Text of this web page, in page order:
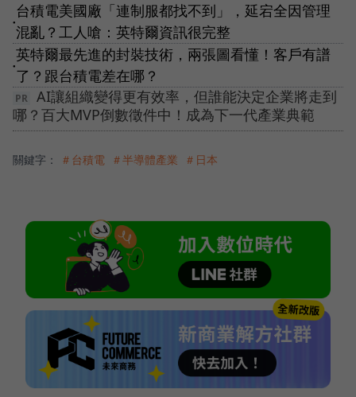
●
台積電美國廠「連制服都找不到」，延宕全因管理
混亂？工人嗆：英特爾資訊很完整
●
英特爾最先進的封裝技術，兩張圖看懂！客戶有譜
了？跟台積電差在哪？
AI讓組織變得更有效率，但誰能決定企業將走到
哪？百大MVP倒數徵件中！成為下一代產業典範
關鍵字： ＃台積電 ＃半導體產業 ＃日本